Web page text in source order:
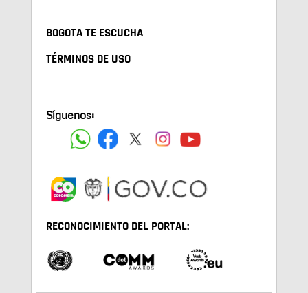
BOGOTA TE ESCUCHA
TÉRMINOS DE USO
Síguenos:
RECONOCIMIENTO DEL PORTAL: